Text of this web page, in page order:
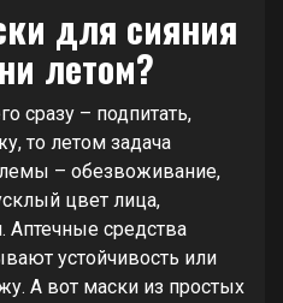
для сияния
летом?
сразу – подпитать,
то летом задача
– обезвоживание,
цвет лица,
Аптечные средства
устойчивость или
А вот маски из простых